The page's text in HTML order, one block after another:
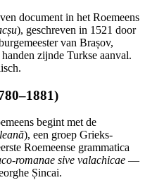
document in het Roemeens
), geschreven in 1521 door
van Brașov,
zijnde Turkse aanval.
begint met de
), een groep Grieks-
Roemeense grammatica
romanae sive valachicae —
Șincai.